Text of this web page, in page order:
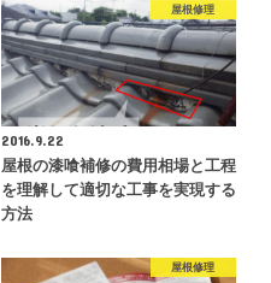
屋根修理
2016.9.22
屋根の漆喰補修の費用相場と工程
を理解して適切な工事を実現する
方法
屋根修理